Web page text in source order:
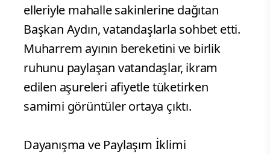
elleriyle mahalle sakinlerine dağıtan
Başkan Aydın, vatandaşlarla sohbet etti.
Muharrem ayının bereketini ve birlik
ruhunu paylaşan vatandaşlar, ikram
edilen aşureleri afiyetle tüketirken
samimi görüntüler ortaya çıktı.
Dayanışma ve Paylaşım İklimi